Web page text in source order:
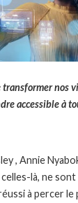
nos
accessible à
, Annie
là, ne
à percer